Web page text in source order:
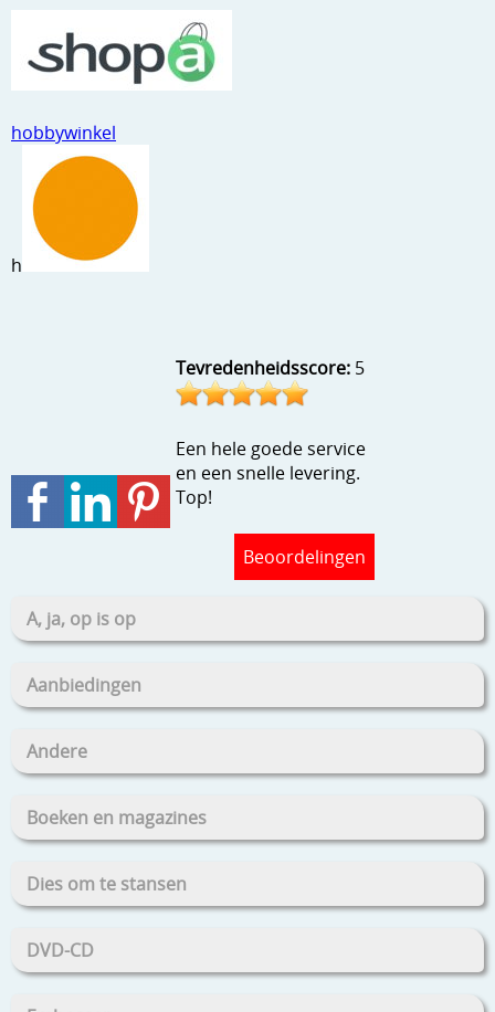
Netjes opbergen
Papier en karton
Ponsen
Ribbelaar
Snijmaterialen
Speciaal papier
Template, mask, stencils, grids
hobbywinkel
h
Tevredenheidsscore: 5
Een hele goede service
en een snelle levering.
Top!
Beoordelingen
A, ja, op is op
Aanbiedingen
Andere
Boeken en magazines
Dies om te stansen
DVD-CD